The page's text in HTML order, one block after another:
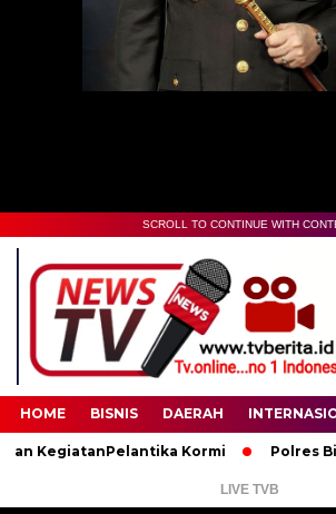
00:00
SCROLL TO CONTINUE WITH
HOME BISNIS DAERAH
Kormi Polres Binjai
LIVE TVB